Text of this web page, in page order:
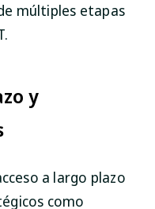
múltiples etapas
y
a largo plazo
como